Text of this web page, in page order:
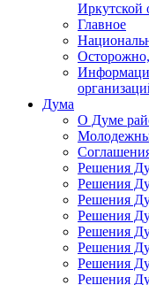
Иркутской
Главное
Дума
О Думе
Решения
Решения
Решения
Решения
Решения
Решения
Решения
Решения